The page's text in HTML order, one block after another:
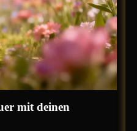
mit deinen